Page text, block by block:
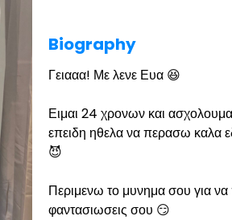
Biography
Γειααα! Με λενε Ευα 😆
Ειμαι 24 χρονων και
επειδη ηθελα να περασω καλα
😈
Περιμενω το μυνημα σου για να
φαντασιωσεις σου 😏